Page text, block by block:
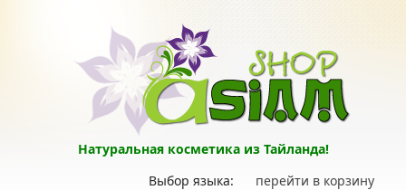
Натуральная косметика из Тайланда!
перейти в корзину
Выбор языка: